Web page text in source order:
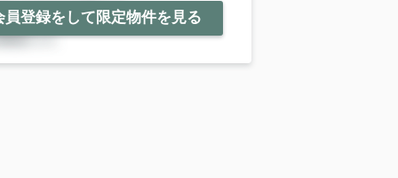
員登録をして限定物件を見る